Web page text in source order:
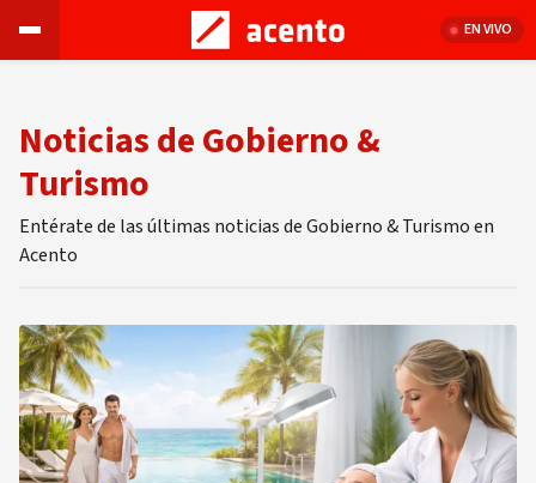
EN VIVO
Noticias de Gobierno &
Turismo
Entérate de las últimas noticias de Gobierno & Turismo en
Acento